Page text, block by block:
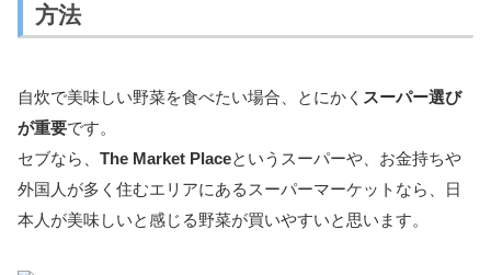
方法
自炊で美味しい野菜を食べたい場合、とにかく スーパー選び
が重要です。
セブなら、 The Market Placeというスーパーや、お金持ちや
外国人が多く住むエリアにあるスーパーマーケットなら、日
本人が美味しいと感じる野菜が買いやすいと思います。